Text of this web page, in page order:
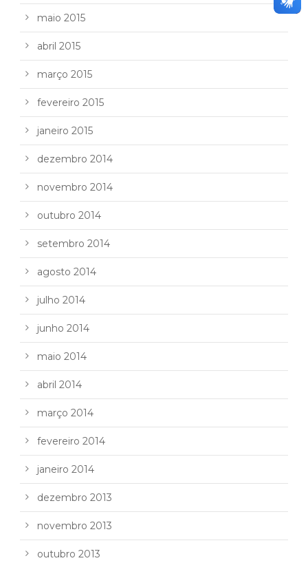
maio 2015
abril 2015
março 2015
fevereiro 2015
janeiro 2015
dezembro 2014
novembro 2014
outubro 2014
setembro 2014
agosto 2014
julho 2014
junho 2014
maio 2014
abril 2014
março 2014
fevereiro 2014
janeiro 2014
dezembro 2013
novembro 2013
outubro 2013